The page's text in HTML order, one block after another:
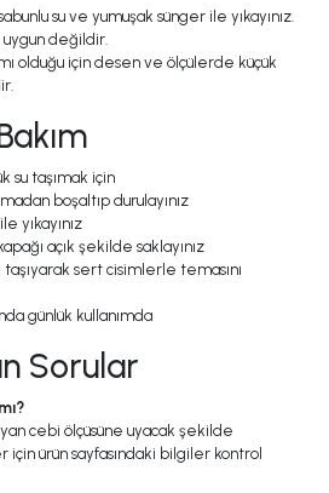
su ve yumuşak sünger ile yıkayınız.
uygun değildir.
olduğu için desen ve ölçülerde küçük
su taşımak için
boşaltıp durulayınız
yıkayınız
açık şekilde saklayınız
sert cisimlerle temasını
günlük kullanımda
Sorular
cebi ölçüsüne uyacak şekilde
için ürün sayfasındaki bilgiler kontrol